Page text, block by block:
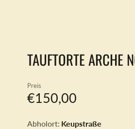
TAUFTORTE ARCHE
Preis
€150,00
Abholort: Keupstraße